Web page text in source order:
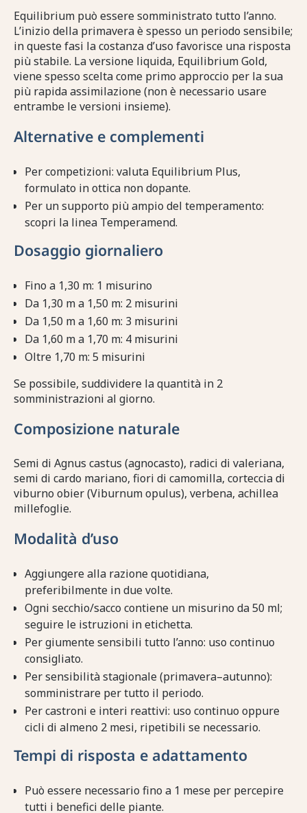
Equilibrium può essere somministrato tutto l’anno.
L’inizio della primavera è spesso un periodo sensibile;
in queste fasi la costanza d’uso favorisce una risposta
più stabile. La versione liquida, Equilibrium Gold,
viene spesso scelta come primo approccio per la sua
più rapida assimilazione (non è necessario usare
entrambe le versioni insieme).
Alternative e complementi
Per competizioni: valuta Equilibrium Plus,
formulato in ottica non dopante.
Per un supporto più ampio del temperamento:
scopri la linea Temperamend.
Dosaggio giornaliero
Fino a 1,30 m: 1 misurino
Da 1,30 m a 1,50 m: 2 misurini
Da 1,50 m a 1,60 m: 3 misurini
Da 1,60 m a 1,70 m: 4 misurini
Oltre 1,70 m: 5 misurini
Se possibile, suddividere la quantità in 2
somministrazioni al giorno.
Composizione naturale
Semi di Agnus castus (agnocasto), radici di valeriana,
semi di cardo mariano, fiori di camomilla, corteccia di
viburno obier (Viburnum opulus), verbena, achillea
millefoglie.
Modalità d’uso
Aggiungere alla razione quotidiana,
preferibilmente in due volte.
Ogni secchio/sacco contiene un misurino da 50 ml;
seguire le istruzioni in etichetta.
Per giumente sensibili tutto l’anno: uso continuo
consigliato.
Per sensibilità stagionale (primavera–autunno):
somministrare per tutto il periodo.
Per castroni e interi reattivi: uso continuo oppure
cicli di almeno 2 mesi, ripetibili se necessario.
Tempi di risposta e adattamento
Può essere necessario fino a 1 mese per percepire
tutti i benefici delle piante.